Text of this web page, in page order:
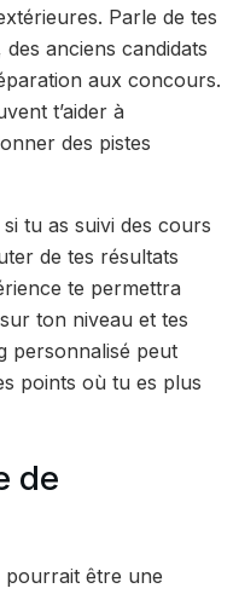
Parle de tes
anciens candidats
aux concours.
t’aider à
des pistes
tu as suivi des cours
de tes résultats
te permettra
ton niveau et tes
personnalisé peut
points où tu es plus
de
pourrait être une